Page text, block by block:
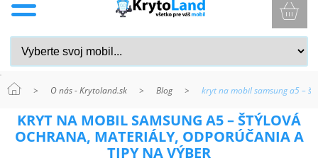
KRYT NA MOBIL SAMSUNG A5 – ŠTÝLOVÁ
OCHRANA, MATERIÁLY, ODPORÚČANIA A
TIPY NA VÝBER
> O nás - Krytoland.sk > Blog > kryt na mobil samsung a5 –